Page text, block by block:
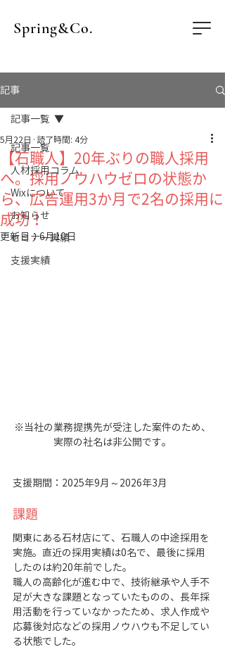
Spring&Co.
記事
記事一覧
人材採用コラム
Wixについて
お知らせ
セミナー実績
支援実績
記事一覧
【石職人】20年ぶりの職人採用
へ。採用ノウハウゼロの状態か
ら、広告運用3か月で2名の採用に
成功！
5月22日 読了時間: 4分
更新日：6月10日
※当社の業務提携先が受注した案件のため、
実際の社名は非公開です。
支援期間：2025年9月～2026年3月
課題
関東にある石材店にて、石職人の中途採用を
実施。直近の採用実績は0名で、最後に採用
したのは約20年前でした。
職人の高齢化が進む中で、技術継承や人手不
足が大きな課題となっていたものの、長年採
用活動を行っていなかったため、求人作成や
応募後対応などの採用ノウハウも不足してい
る状態でした。